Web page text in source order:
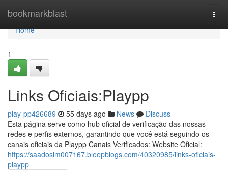
bookmarkblast
Home
Home
1
Links Oficiais:Playpp
play-pp426689 55 days ago News
Discuss
Esta página serve como hub oficial de verificação das nossas
redes e perfis externos, garantindo que você está seguindo os
canais oficiais da Playpp Canais Verificados: Website Oficial:
https://saadoslm007167.bleepblogs.com/40320985/links-oficiais-
playpp